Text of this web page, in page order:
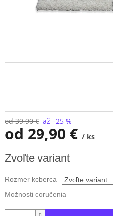
od 39,90 € až –25 %
od 29,90 € / ks
cena:
Zvoľte variant
Rozmer koberca
Možnosti doručenia